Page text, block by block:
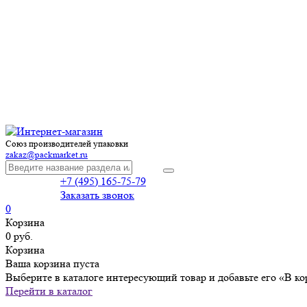
Союз производителей упаковки
zakaz@packmarket.ru
+7 (495) 165-75-79
Заказать звонок
0
Корзина
0 руб.
Корзина
Ваша корзина пуста
Выберите в каталоге интересующий товар и добавьте его «В
Перейти в каталог